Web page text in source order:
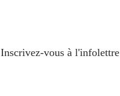
Inscrivez-vous à l'infolettre